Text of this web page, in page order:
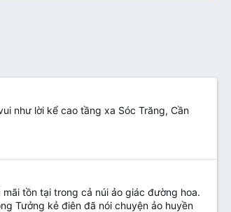
như lời kể cao tầng xa Sóc Trăng, Cần
tồn tại trong cả núi ảo giác đường hoa.
Tưởng kẻ điên đã nói chuyện ảo huyền